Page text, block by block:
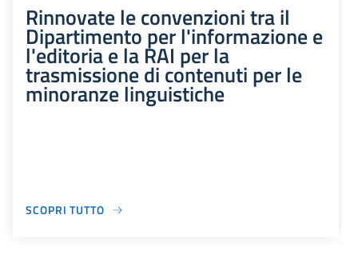
Rinnovate le convenzioni tra il
Dipartimento per l'informazione e
l'editoria e la RAI per la
trasmissione di contenuti per le
minoranze linguistiche
SCOPRI TUTTO